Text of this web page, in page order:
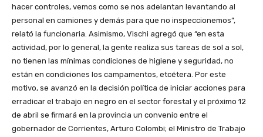
hacer controles, vemos como se nos adelantan levantando al
personal en camiones y demás para que no inspeccionemos”,
relató la funcionaria. Asimismo, Vischi agregó que “en esta
actividad, por lo general, la gente realiza sus tareas de sol a sol,
no tienen las mínimas condiciones de higiene y seguridad, no
están en condiciones los campamentos, etcétera. Por este
motivo, se avanzó en la decisión política de iniciar acciones para
erradicar el trabajo en negro en el sector forestal y el próximo 12
de abril se firmará en la provincia un convenio entre el
gobernador de Corrientes, Arturo Colombi; el Ministro de Trabajo